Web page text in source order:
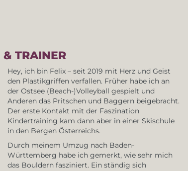
& TRAINER
Hey, ich bin Felix – seit 2019 mit Herz und Geist
den Plastikgriffen verfallen. Früher habe ich an
der Ostsee (Beach-)Volleyball gespielt und
Anderen das Pritschen und Baggern beigebracht.
Der erste Kontakt mit der Faszination
Kindertraining kam dann aber in einer Skischule
in den Bergen Österreichs.
Durch meinem Umzug nach Baden-
Württemberg habe ich gemerkt, wie sehr mich
das Bouldern fasziniert. Ein ständig sich